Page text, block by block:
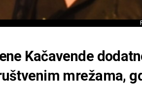
Kačavende
mrežama,